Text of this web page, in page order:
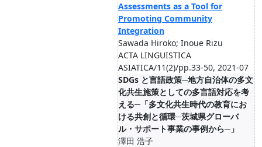
Assessments as a Tool for
Promoting Community
Integration
Sawada Hiroko; Inoue Rizu
ACTA LINGUISTICA
ASIATICA/11(2)/pp.33-50, 2021-07
SDGs と言語政策─地方自治体の多文
化共生施策としての多言語対応を考
える─「多文化共生時代の教育にお
ける共創と循環─茨城県グローバ
ル・サポート事業の事例から─」
澤田 浩子